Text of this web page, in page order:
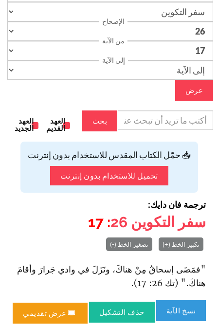
الإصحاح
من الآية
إلى الآية
عرض
بحث
العهد
القديم
العهد
الجديد
📥 حمّل الكتاب المقدس للاستخدام بدون إنترنت
تحميل للاستخدام بدون إنترنت
ترجمة فان دايك:
سفر التكوين 26
: 17
تكبير الخط (+) تصغير الخط (-)
"فمَضَى إسحاقُ مِنْ هناكَ، ونَزَلَ في وادي جَرارَ وأقامَ
هناكَ." (تك 26: 17).
نسخ الآية حذف التشكيل عرض تقديمي